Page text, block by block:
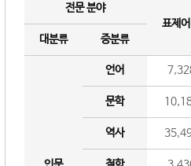
전문 분야
표제
대분류
중분류
언어
문학
역사